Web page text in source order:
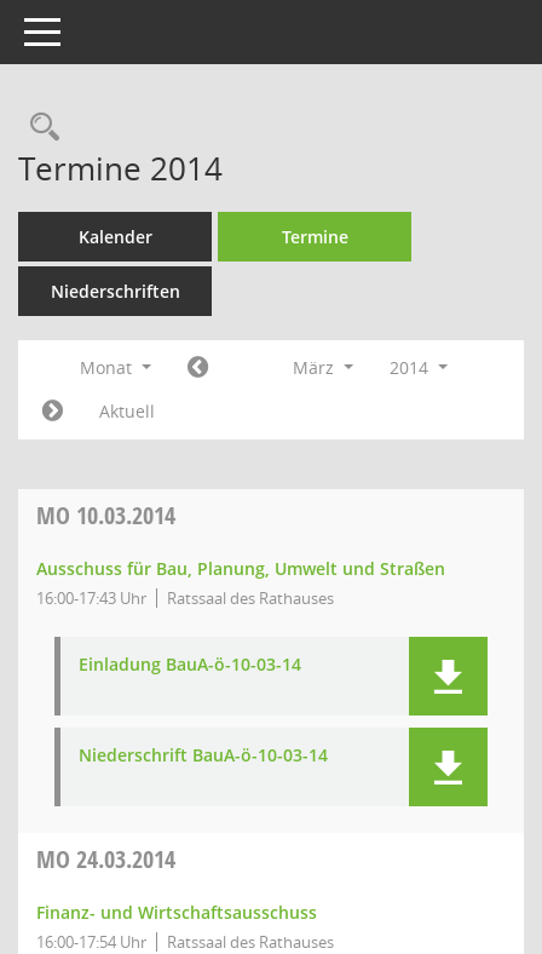
Toggle navigation
Rechercheauswahl
Termine 2014
Kalender Termine
Niederschriften
Monat März
2014
Aktuell
MO 10.03.2014
Ausschuss für Bau, Planung, Umwelt und Straßen
16:00-17:43 Uhr Ratssaal des Rathauses
Einladung BauA-ö-10-03-14
Niederschrift BauA-ö-10-03-14
MO 24.03.2014
Finanz- und Wirtschaftsausschuss
16:00-17:54 Uhr Ratssaal des Rathauses